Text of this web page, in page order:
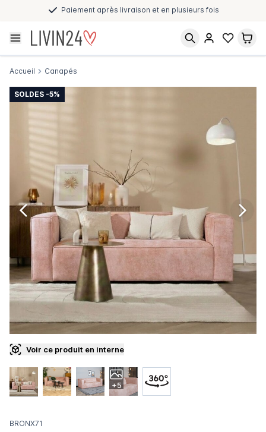
Paiement après livraison et en plusieurs fois
Accueil Canapés
SOLDES -5%
Voir ce produit en interne
+5
BRONX71